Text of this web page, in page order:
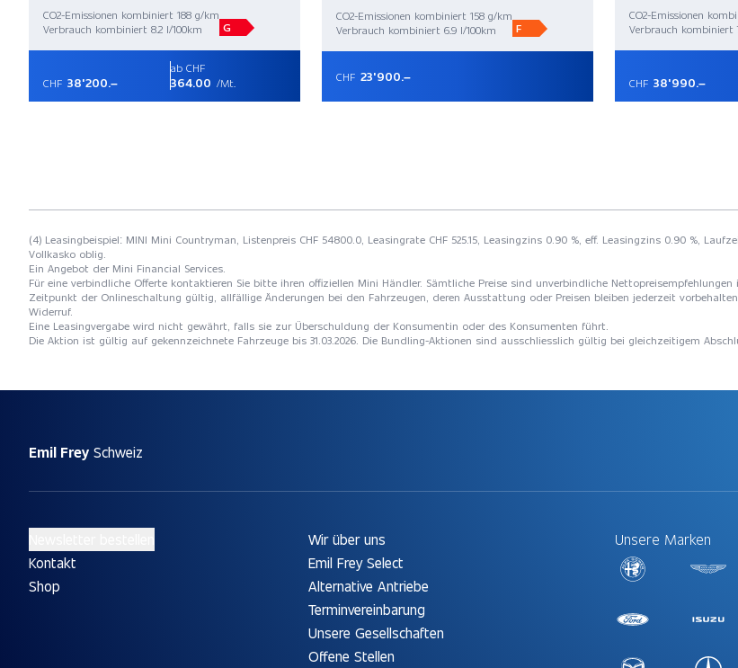
CO2-Emissionen kombiniert 188 g/km
Verbrauch kombiniert 8.2 l/100km
G
CHF 38'200.–
ab CHF
364.00 /Mt.
CO2-Emissionen kombiniert 158 g/km
Verbrauch kombiniert 6.9 l/100km
F
CHF 23'900.–
CO2-Emissionen
Verbrauch kombiniert
CHF 38'990.–
(4) Leasingbeispiel: MINI Mini Countryman, Listenpreis CHF 54800.0, Leasingrate CHF 525.15, Leasingzins 0.90 %, eff. Leasingzins 0.90 %,
Vollkasko oblig.
Ein Angebot der Mini Financial Services.
Für eine verbindliche Offerte kontaktieren Sie bitte ihren offiziellen Mini Händler. Sämtliche Preise sind unverbindliche
Zeitpunkt der Onlineschaltung gültig, allfällige Änderungen bei den Fahrzeugen, deren Ausstattung oder Preisen bleiben jederzeit
Widerruf.
Eine Leasingvergabe wird nicht gewährt, falls sie zur Überschuldung der Konsumentin oder des Konsumenten führt.
Die Aktion ist gültig auf gekennzeichnete Fahrzeuge bis 31.03.2026. Die Bundling-Aktionen sind ausschliesslich gültig bei gleichzeitigem
Emil Frey Schweiz
Kontakt
Shop
Wir über uns
Emil Frey Select
Alternative Antriebe
Terminvereinbarung
Unsere Gesellschaften
Offene Stellen
Unsere Marken